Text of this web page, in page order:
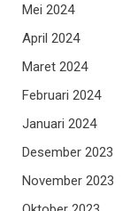
Mei 2024
April 2024
Maret 2024
Februari 2024
Januari 2024
Desember 2023
November 2023